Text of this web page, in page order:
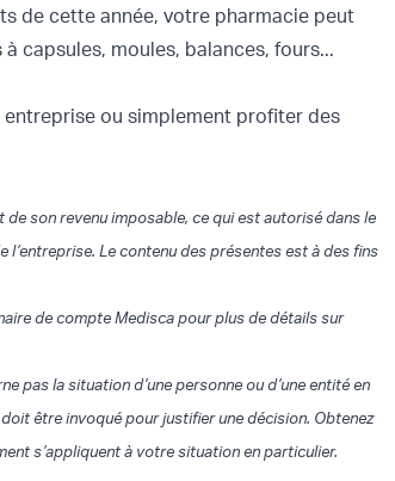
de cette année, votre pharmacie peut
capsules, moules, balances, fours...
entreprise ou simplement profiter des
de son revenu imposable, ce qui est autorisé dans le
l’entreprise. Le contenu des présentes est à des fins
de compte Medisca pour plus de détails sur
pas la situation d’une personne ou d’une entité en
être invoqué pour justifier une décision. Obtenez
s’appliquent à votre situation en particulier.